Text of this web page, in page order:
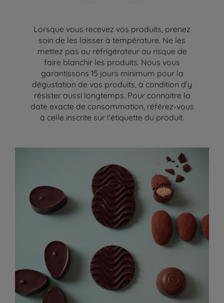
Lorsque vous recevez vos produits, prenez
soin de les laisser à température. Ne les
mettez pas au réfrigérateur au risque de
faire blanchir les produits. Nous vous
garantissons 15 jours minimum pour la
dégustation de vos produits, à condition d’y
résister aussi longtemps. Pour connaitre la
date exacte de consommation, référez-vous
à celle inscrite sur l'étiquette du produit.